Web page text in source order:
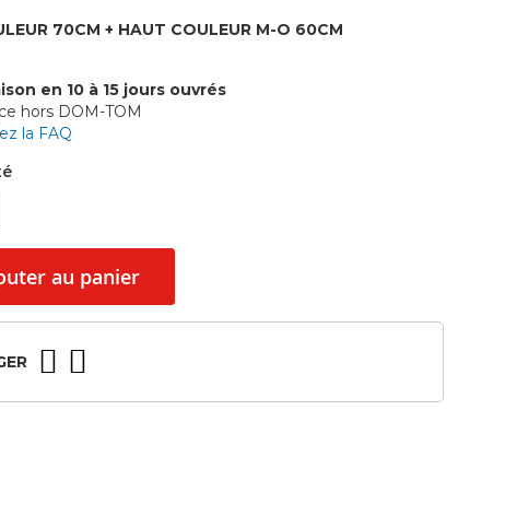
70CM + HAUT COULEUR M-O 60CM
en 10 à 15 jours ouvrés
hors DOM-TOM
la FAQ
au panier